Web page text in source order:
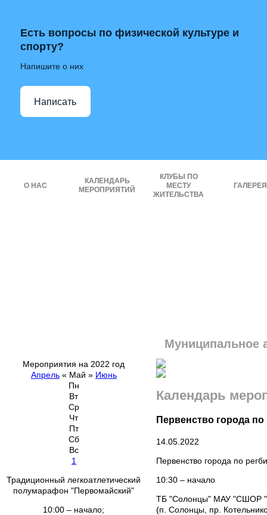
Есть вопросы по физической культуре и
спорту?
Напишите о них
Написать
О НАС
КАЛЕНДАРЬ
МЕРОПРИЯТИЙ
КЛУБЫ ПО
МЕСТУ
ЖИТЕЛЬСТВА
ГАЛЕРЕЯ
Муниципальное
Мероприятия на 2022 год
Апрель « Май » Июнь
Пн
Вт
Ср
Чт
Пт
Сб
Вс
1
Традиционный легкоатлетический
полумарафон "Первомайский"
10:00 – начало;
Календарь
Первенство города по
14.05.2022
Первенство города по регби
10:30 – начало
ТБ "Солонцы" МАУ "СШОР
(п. Солонцы, пр.